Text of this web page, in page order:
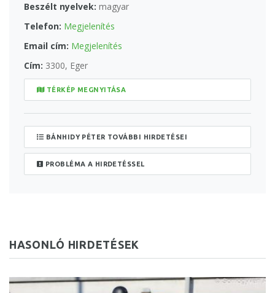
Beszélt nyelvek: magyar
Telefon: Megjelenítés
Email cím: Megjelenítés
Cím: 3300, Eger
TÉRKÉP MEGNYITÁSA
BÁNHIDY PÉTER TOVÁBBI HIRDETÉSEI
PROBLÉMA A HIRDETÉSSEL
HASONLÓ HIRDETÉSEK